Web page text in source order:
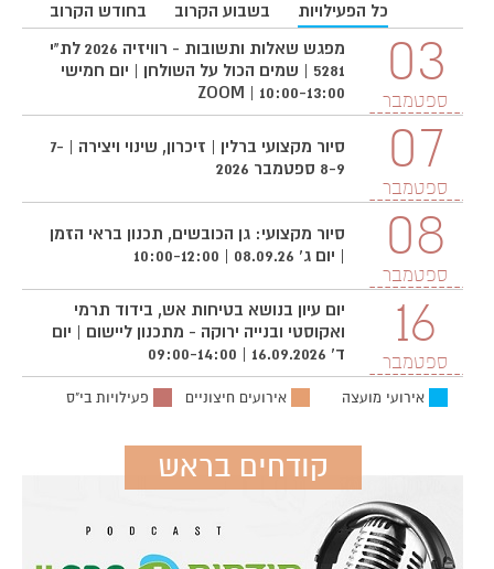
בחודש הקרוב בשבוע הקרוב כל הפעילויות
03
ספטמבר
מפגש שאלות ותשובות - רוויזיה 2026 לת"י
5281 | שמים הכול על השולחן | יום חמישי
10:00-13:00 | ZOOM
07
ספטמבר
סיור מקצועי ברלין | זיכרון, שינוי ויצירה | 7-
8-9 ספטמבר 2026
08
ספטמבר
סיור מקצועי: גן הכובשים, תכנון בראי הזמן
| יום ג' 08.09.26 | 10:00-12:00
16
ספטמבר
יום עיון בנושא בטיחות אש, בידוד תרמי
ואקוסטי ובנייה ירוקה - מתכנון ליישום | יום
ד' 16.09.2026 | 09:00-14:00
אירועי מועצה אירועים חיצוניים פעילויות בי"ס
קודחים בראש